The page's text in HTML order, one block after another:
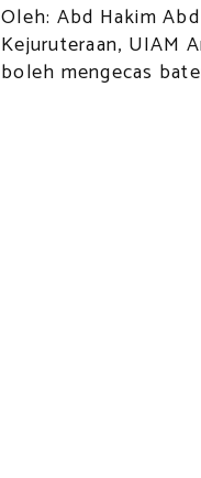
Oleh: Abd Hakim
Kejuruteraan, UIAM
boleh mengecas